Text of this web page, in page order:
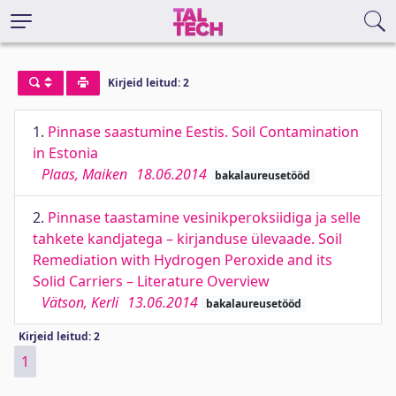
Kirjeid leitud: 2
1. Pinnase saastumine Eestis. Soil Contamination
in Estonia
Plaas, Maiken 18.06.2014 bakalaureusetööd
2. Pinnase taastamine vesinikperoksiidiga ja selle
tahkete kandjatega – kirjanduse ülevaade. Soil
Remediation with Hydrogen Peroxide and its
Solid Carriers – Literature Overview
Vätson, Kerli 13.06.2014 bakalaureusetööd
Kirjeid leitud: 2
1